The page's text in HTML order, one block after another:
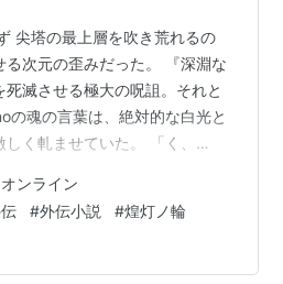
尖塔の最上層を吹き荒れるの
次元の歪みだった。 『深淵な
滅させる極大の呪詛。それと
の魂の言葉は、絶対的な白光と
く軋ませていた。 「く、
厚な銀盾――シルバーシールド
だものの、逃がしきれなかっ
れ、大理石の床へ激しく膝を
数の細かい傷が刻まれ、それを
ンライン
#外伝小説 #煌灯ノ輪